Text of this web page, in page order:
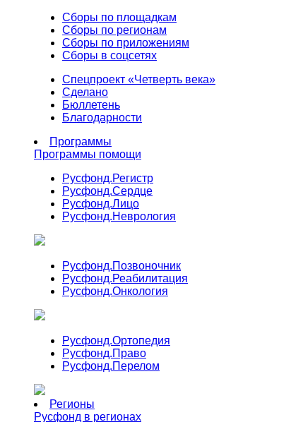
Сборы по площадкам
Сборы по регионам
Сборы по приложениям
Сборы в соцсетях
Спецпроект «Четверть века»
Сделано
Бюллетень
Благодарности
Программы
Программы помощи
Русфонд.Регистр
Русфонд.Сердце
Русфонд.Лицо
Русфонд.Неврология
Русфонд.Позвоночник
Русфонд.Реабилитация
Русфонд.Онкология
Русфонд.Ортопедия
Русфонд.Право
Русфонд.Перелом
Регионы
Русфонд в регионах